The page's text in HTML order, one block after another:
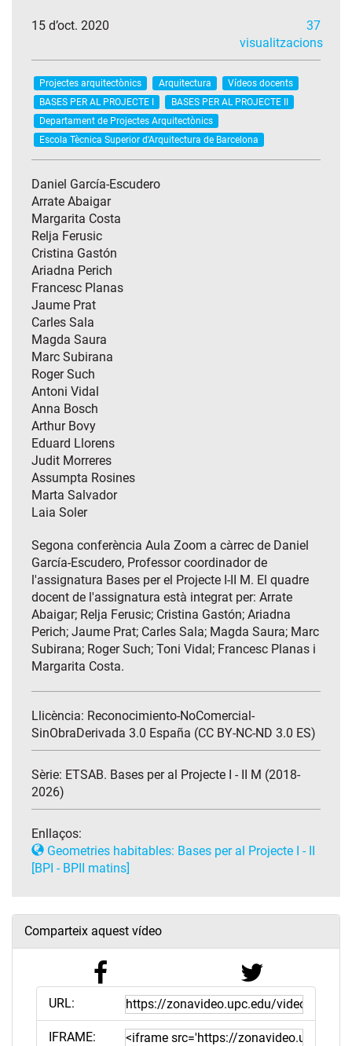
15 d’oct. 2020
37
visualitzacions
Projectes arquitectònics Arquitectura
Vídeos docents
BASES PER AL PROJECTE I
BASES PER AL PROJECTE II
Departament de Projectes Arquitectònics
Escola Tècnica Superior d'Arquitectura de Barcelona
Daniel García-Escudero
Arrate Abaigar
Margarita Costa
Relja Ferusic
Cristina Gastón
Ariadna Perich
Francesc Planas
Jaume Prat
Carles Sala
Magda Saura
Marc Subirana
Roger Such
Antoni Vidal
Anna Bosch
Arthur Bovy
Eduard Llorens
Judit Morreres
Assumpta Rosines
Marta Salvador
Laia Soler
Segona conferència Aula Zoom a càrrec de Daniel
García-Escudero, Professor coordinador de
l'assignatura Bases per el Projecte I-II M. El quadre
docent de l'assignatura està integrat per: Arrate
Abaigar; Relja Ferusic; Cristina Gastón; Ariadna
Perich; Jaume Prat; Carles Sala; Magda Saura; Marc
Subirana; Roger Such; Toni Vidal; Francesc Planas i
Margarita Costa.
Llicència: Reconocimiento-NoComercial-
SinObraDerivada 3.0 España (CC BY-NC-ND 3.0 ES)
Sèrie: ETSAB. Bases per al Projecte I - II M (2018-
2026)
Enllaços:
Geometries habitables: Bases per al Projecte I - II
[BPI - BPII matins]
Comparteix aquest vídeo
URL:
IFRAME: